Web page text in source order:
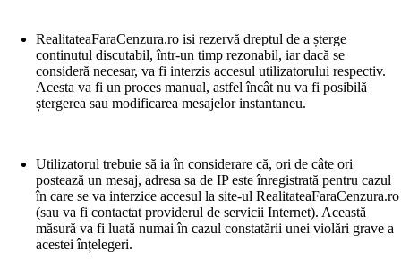
RealitateaFaraCenzura.ro isi rezervă dreptul de a șterge
continutul discutabil, într-un timp rezonabil, iar dacă se
consideră necesar, va fi interzis accesul utilizatorului respectiv.
Acesta va fi un proces manual, astfel încât nu va fi posibilă
ștergerea sau modificarea mesajelor instantaneu.
Utilizatorul trebuie să ia în considerare că, ori de câte ori
postează un mesaj, adresa sa de IP este înregistrată pentru cazul
în care se va interzice accesul la site-ul RealitateaFaraCenzura.ro
(sau va fi contactat providerul de servicii Internet). Această
măsură va fi luată numai în cazul constatării unei violări grave a
acestei înțelegeri.